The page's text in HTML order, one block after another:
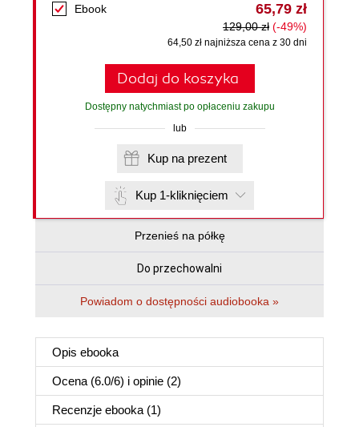
Ebook 65,79 zł
129,00 zł (-49%)
64,50 zł najniższa cena z 30 dni
Dodaj do koszyka
Dostępny natychmiast po opłaceniu zakupu
lub
Kup na prezent
Kup 1-kliknięciem
Przenieś na półkę
Do przechowalni
Powiadom o dostępności audiobooka »
Opis ebooka
Ocena (6.0/6) i opinie (2)
Recenzje ebooka (1)